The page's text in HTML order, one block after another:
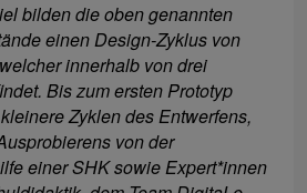
bilden die oben genannten
einen Design-Zyklus von
innerhalb von drei
Bis zum ersten Prototyp
Zyklen des Entwerfens,
von der
einer SHK sowie Expert*innen